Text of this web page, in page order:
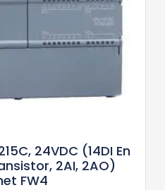
24VDC (14DI En
2AI, 2AO)
FW4